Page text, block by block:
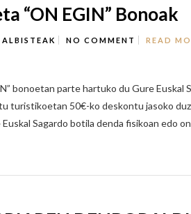
“ON EGIN” Bonoak
ALBISTEAK NO COMMENT READ
bonoetan parte hartuko du Gure Euskal
turistikoetan 50€-ko deskontu jasoko
Sagardo botila denda fisikoan edo